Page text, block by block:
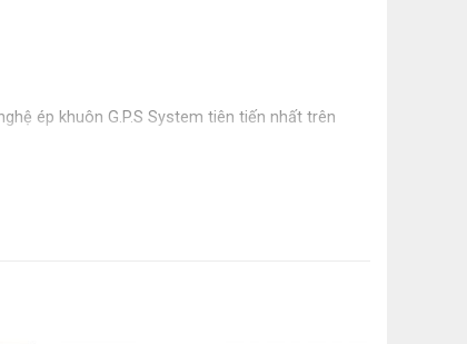
ép khuôn G.P.S System tiên tiến nhất trên
yếu tố ngoại quan.
thường xuyên.